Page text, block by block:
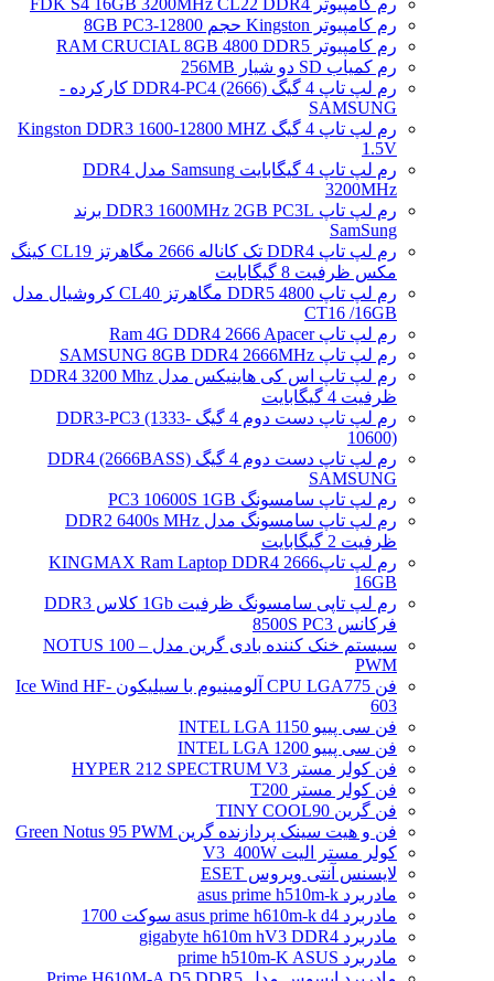
رم کامپیوتر FDK S4 16GB 3200MHz CL22 DDR4
رم کامپیوتر Kingston حجم 8GB PC3-12800
رم کامپیوتر RAM CRUCIAL 8GB 4800 DDR5
رم کمیاب SD دو شیار 256MB
رم لپ تاپ 4 گیگ DDR4-PC4 (2666) کارکرده -
SAMSUNG
رم لپ تاپ 4 گیگ Kingston DDR3 1600-12800 MHZ
1.5V
رم لپ تاپ 4 گیگابایت Samsung مدل DDR4
3200MHz
رم لپ تاپ DDR3 1600MHz 2GB PC3L برند
SamSung
رم لپ تاپ DDR4 تک کاناله 2666 مگاهرتز CL19 کینگ
مکس ظرفیت 8 گیگابایت
رم لپ تاپ DDR5 4800 مگاهرتز CL40 کروشیال مدل
CT16 /16GB
رم لپ تاپ Ram 4G DDR4 2666 Apacer
رم لپ تاپ SAMSUNG 8GB DDR4 2666MHz
رم لپ تاپ اس کی هاینیکس مدل DDR4 3200 Mhz
ظرفیت 4 گیگابایت
رم لپ تاپ دست دوم 4 گیگ DDR3-PC3 (1333-
10600)
رم لپ تاپ دست دوم 4 گیگ DDR4 (2666BASS)
SAMSUNG
رم لپ تاپ سامسونگ PC3 10600S 1GB
رم لپ تاپ سامسونگ مدل DDR2 6400s MHz
ظرفیت 2 گیگابایت
رم لپ تاپ2666 KINGMAX Ram Laptop DDR4
16GB
رم لپ تاپی سامسونگ ظرفیت 1Gb کلاس DDR3
فرکانس 8500S PC3
سیستم خنک کننده بادی گرین مدل NOTUS 100 –
PWM
فن CPU LGA775 آلومینیوم با سیلیکون Ice Wind HF-
603
فن سی پییو INTEL LGA 1150
فن سی پییو INTEL LGA 1200
فن کولر مستر HYPER 212 SPECTRUM V3
فن کولر مستر T200
فن گرین TINY COOL90
فن و هیت سینک پردازنده گرین Green Notus 95 PWM
کولر مستر الیت V3_400W
لایسنس آنتی ویروس ESET
مادربرد asus prime h510m-k
مادربرد asus prime h610m-k d4 سوکت 1700
مادربرد gigabyte h610m hV3 DDR4
مادربرد prime h510m-K ASUS